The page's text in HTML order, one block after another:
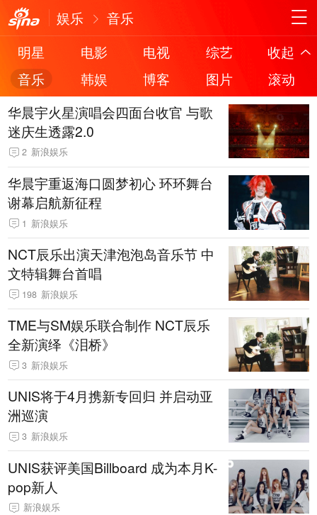
娱乐
音乐
明星
电影 电视 综艺
收起
音乐
韩娱 博客 图片
滚动
华晨宇火星演唱会四面台收官 与歌
迷庆生透露2.0
2 新浪娱乐
华晨宇重返海口圆梦初心 环环舞台
谢幕启航新征程
1 新浪娱乐
NCT辰乐出演天津泡泡岛音乐节 中
文特辑舞台首唱
198 新浪娱乐
TME与SM娱乐联合制作 NCT辰乐
全新演绎《泪桥》
3 新浪娱乐
UNIS将于4月携新专回归 并启动亚
洲巡演
3 新浪娱乐
UNIS获评美国Billboard 成为本月K-
pop新人
新浪娱乐